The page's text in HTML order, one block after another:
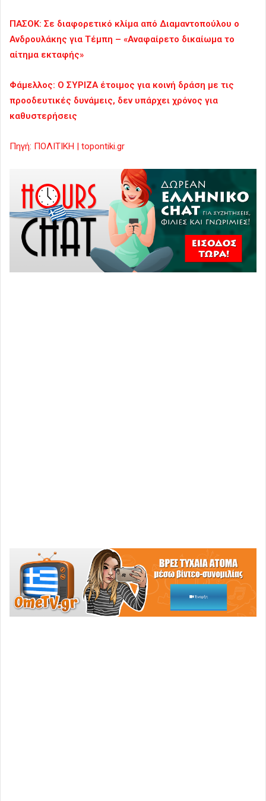
ΠΑΣΟΚ: Σε διαφορετικό κλίμα από Διαμαντοπούλου ο
Ανδρουλάκης για Τέμπη – «Αναφαίρετο δικαίωμα το
αίτημα εκταφής»
Φάμελλος: Ο ΣΥΡΙΖΑ έτοιμος για κοινή δράση με τις
προοδευτικές δυνάμεις, δεν υπάρχει χρόνος για
καθυστερήσεις
Πηγή: ΠΟΛΙΤΙΚΗ | topontiki.gr